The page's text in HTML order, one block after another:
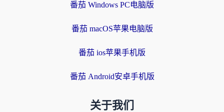
番茄 Windows PC电脑版
番茄 macOS苹果电脑版
番茄 ios苹果手机版
番茄 Android安卓手机版
关于我们